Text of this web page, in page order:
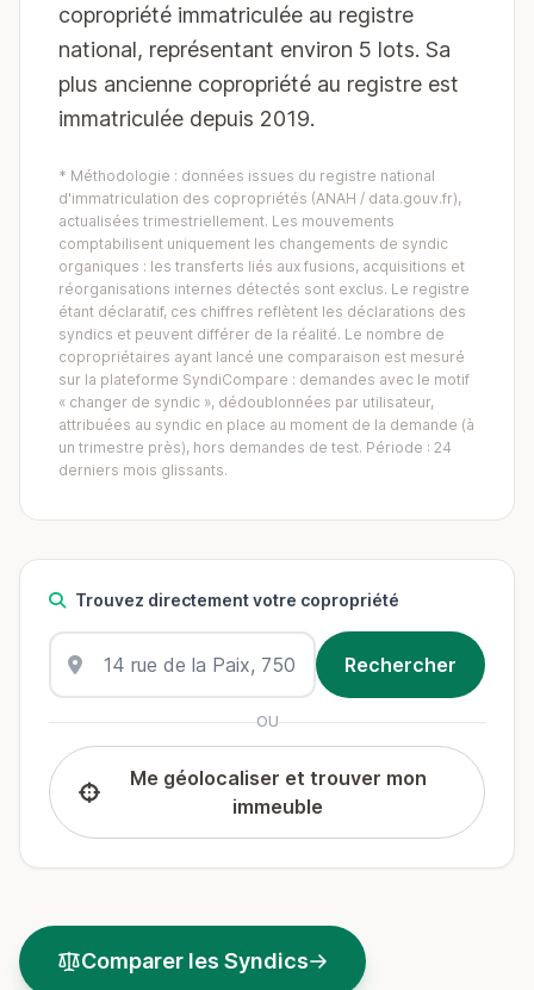
copropriété immatriculée au registre
national, représentant environ 5 lots. Sa
plus ancienne copropriété au registre est
immatriculée depuis 2019.
* Méthodologie : données issues du registre national
d'immatriculation des copropriétés (ANAH / data.gouv.fr),
actualisées trimestriellement. Les mouvements
comptabilisent uniquement les changements de syndic
organiques : les transferts liés aux fusions, acquisitions et
réorganisations internes détectés sont exclus. Le registre
étant déclaratif, ces chiffres reflètent les déclarations des
syndics et peuvent différer de la réalité. Le nombre de
copropriétaires ayant lancé une comparaison est mesuré
sur la plateforme SyndiCompare : demandes avec le motif
« changer de syndic », dédoublonnées par utilisateur,
attribuées au syndic en place au moment de la demande (à
un trimestre près), hors demandes de test. Période : 24
derniers mois glissants.
Trouvez directement votre copropriété
OU
Me géolocaliser et trouver mon
immeuble
Comparer les Syndics